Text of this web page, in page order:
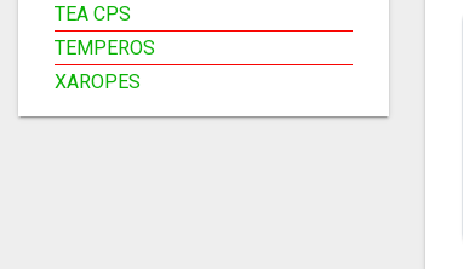
TEA CPS
TEMPEROS
XAROPES